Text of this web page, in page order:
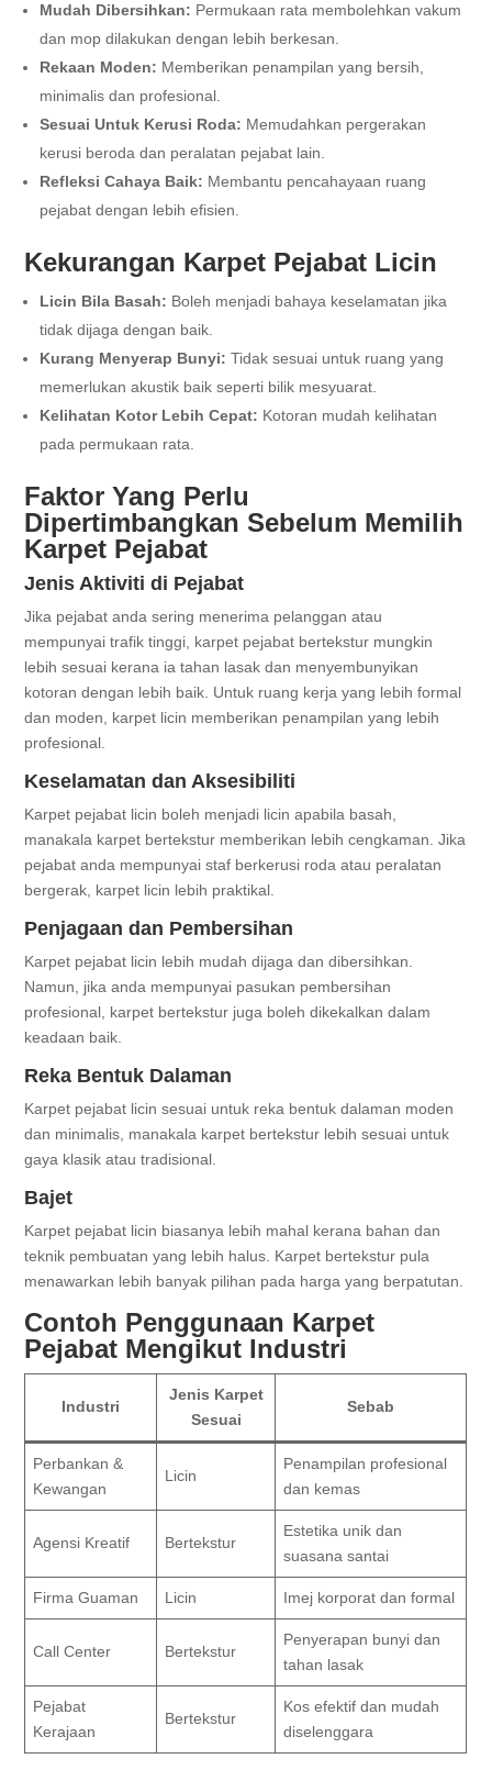
Mudah Dibersihkan: Permukaan rata membolehkan vakum
dan mop dilakukan dengan lebih berkesan.
Rekaan Moden: Memberikan penampilan yang bersih,
minimalis dan profesional.
Sesuai Untuk Kerusi Roda: Memudahkan pergerakan
kerusi beroda dan peralatan pejabat lain.
Refleksi Cahaya Baik: Membantu pencahayaan ruang
pejabat dengan lebih efisien.
Kekurangan Karpet Pejabat Licin
Licin Bila Basah: Boleh menjadi bahaya keselamatan jika
tidak dijaga dengan baik.
Kurang Menyerap Bunyi: Tidak sesuai untuk ruang yang
memerlukan akustik baik seperti bilik mesyuarat.
Kelihatan Kotor Lebih Cepat: Kotoran mudah kelihatan
pada permukaan rata.
Faktor Yang Perlu
Dipertimbangkan Sebelum Memilih
Karpet Pejabat
Jenis Aktiviti di Pejabat
Jika pejabat anda sering menerima pelanggan atau
mempunyai trafik tinggi, karpet pejabat bertekstur mungkin
lebih sesuai kerana ia tahan lasak dan menyembunyikan
kotoran dengan lebih baik. Untuk ruang kerja yang lebih formal
dan moden, karpet licin memberikan penampilan yang lebih
profesional.
Keselamatan dan Aksesibiliti
Karpet pejabat licin boleh menjadi licin apabila basah,
manakala karpet bertekstur memberikan lebih cengkaman. Jika
pejabat anda mempunyai staf berkerusi roda atau peralatan
bergerak, karpet licin lebih praktikal.
Penjagaan dan Pembersihan
Karpet pejabat licin lebih mudah dijaga dan dibersihkan.
Namun, jika anda mempunyai pasukan pembersihan
profesional, karpet bertekstur juga boleh dikekalkan dalam
keadaan baik.
Reka Bentuk Dalaman
Karpet pejabat licin sesuai untuk reka bentuk dalaman moden
dan minimalis, manakala karpet bertekstur lebih sesuai untuk
gaya klasik atau tradisional.
Bajet
Karpet pejabat licin biasanya lebih mahal kerana bahan dan
teknik pembuatan yang lebih halus. Karpet bertekstur pula
menawarkan lebih banyak pilihan pada harga yang berpatutan.
Contoh Penggunaan Karpet
Pejabat Mengikut Industri
Industri
Jenis Karpet
Sesuai
Sebab
Perbankan &
Kewangan
Licin
Penampilan profesional
dan kemas
Agensi Kreatif Bertekstur
Estetika unik dan
suasana santai
Firma Guaman Licin Imej korporat dan formal
Call Center Bertekstur
Penyerapan bunyi dan
tahan lasak
Pejabat
Kerajaan
Bertekstur
Kos efektif dan mudah
diselenggara